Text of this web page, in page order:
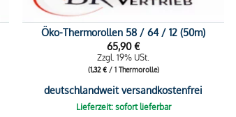
Öko-Thermorollen 58 / 64 / 12 (50m)
65,90€
Zzgl. 19% USt.
(1,32€/ 1 Thermorolle)
deutschlandweit versandkostenfrei
Lieferzeit: sofort lieferbar